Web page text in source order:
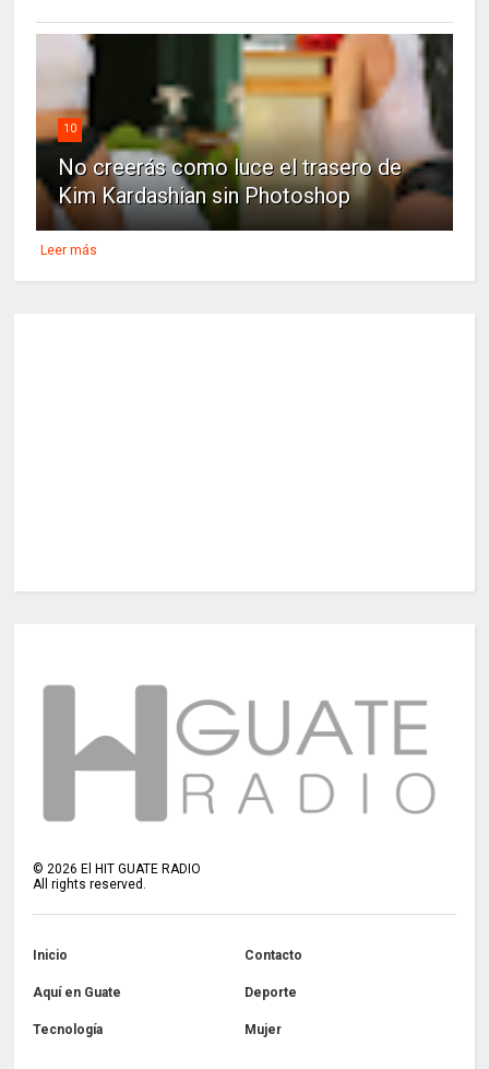
10
No creerás como luce el trasero de
Kim Kardashian sin Photoshop
Leer más
©2026 El HIT GUATE RADIO
All rights reserved.
Inicio Contacto
Aquí en Guate Deporte
Tecnología Mujer